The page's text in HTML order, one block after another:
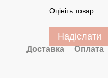
Оцініть товар
Надіслати
Доставка Оплата